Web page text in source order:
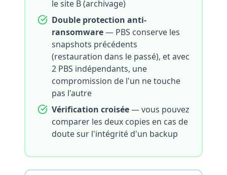
le site B (archivage)
Double protection anti-
ransomware— PBS conserve les
snapshots précédents
(restauration dans le passé), et avec
2 PBS indépendants, une
compromission de l'un ne touche
pas l'autre
Vérification croisée— vous pouvez
comparer les deux copies en cas de
doute sur l'intégrité d'un backup